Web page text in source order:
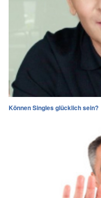
Können Singles glücklich sein?